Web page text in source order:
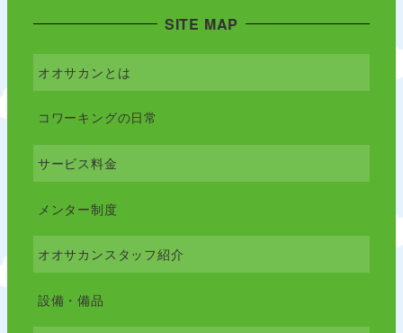
SITE MAP
オオサカンとは
コワーキングの日常
サービス料金
メンター制度
オオサカンスタッフ紹介
設備・備品